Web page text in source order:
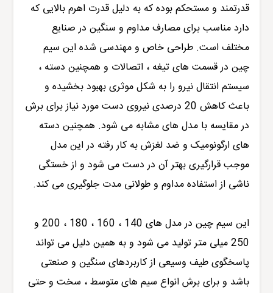
قدرتمند و مستحکم بوده که به دلیل قدرت اهرم بالایی که
دارد مناسب برای مصارف مداوم و سنگین در صنایع
مختلف است. طراحی خاص و مهندسی شده این سیم
چین در قسمت های تیغه ، اتصالات و همچنین دسته ،
سیستم انتقال نیرو را به شکل موثری بهبود بخشیده و
باعث کاهش 20 درصدی نیروی دست مورد نیاز برای برش
در مقایسه با مدل های مشابه می شود. همچنین دسته
های ارگونومیک و ضد لغزش به کار رفته در این مدل
موجب قرارگیری بهتر آن در دست می شود و از خستگی
ناشی از استفاده مداوم و طولانی مدت جلوگیری می کند.
این سیم چین در مدل های 140 ، 160 ، 180 ، 200 و
250 میلی متر تولید می شود و به همین دلیل می تواند
پاسخگوی طیف وسیعی از کاربردهای سنگین و صنعتی
باشد و برای برش انواع سیم های متوسط ، سخت و حتی